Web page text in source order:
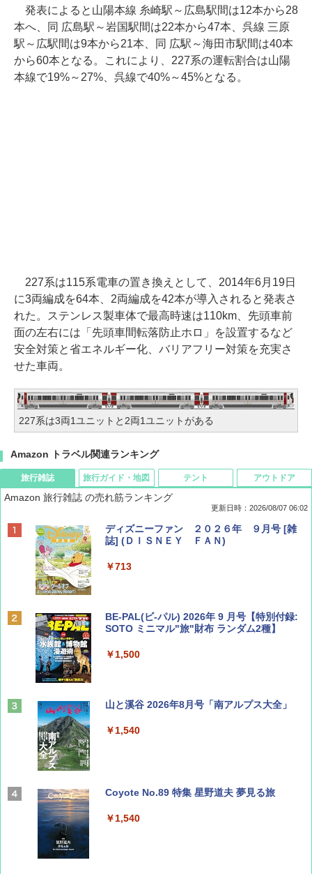
発表によると山陽本線 糸崎駅～広島駅間は12本から28
本へ、同 広島駅～岩国駅間は22本から47本、呉線 三原
駅～広駅間は9本から21本、同 広駅～海田市駅間は40本
から60本となる。これにより、227系の運転割合は山陽
本線で19%～27%、呉線で40%～45%となる。
227系は115系電車の置き換えとして、2014年6月19日
に3両編成を64本、2両編成を42本が導入されると発表さ
れた。ステンレス製車体で最高時速は110km、先頭車前
面の左右には「先頭車間転落防止ホロ」を設置するなど
安全対策と省エネルギー化、バリアフリー対策を充実さ
せた車両。
227系は3両1ユニットと2両1ユニットがある
Amazon トラベル関連ランキング
旅行雑誌
Amazon 旅行雑誌 の売れ筋ランキング
更新日時：2026/08/07 06:02
ディズニーファン ２０２６年 ９月号 [雑
誌] (ＤＩＳＮＥＹ ＦＡＮ)
￥713
BE-PAL(ビ-パル) 2026年 9 月号【特別付録:
SOTO ミニマル"旅"財布 ランダム2種】
￥1,500
山と溪谷 2026年8月号「南アルプス大全」
￥1,540
Coyote No.89 特集 星野道夫 夢見る旅
￥1,540
旅行ガイド・地図 テント アウトドア